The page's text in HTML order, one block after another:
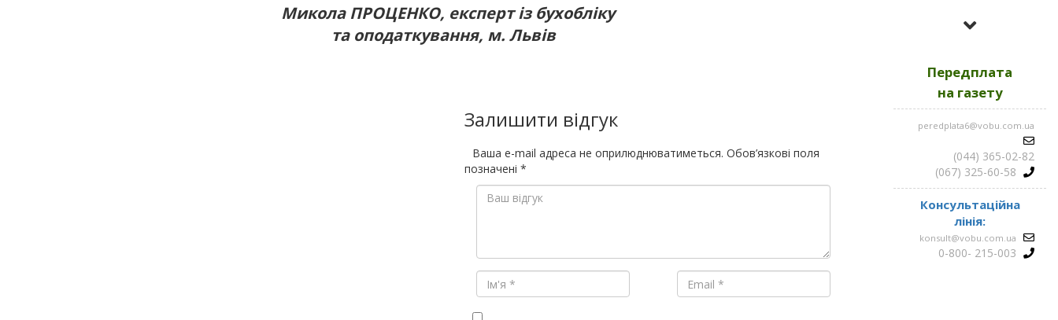
Микола ПРОЦЕНКО, експерт із бухобліку
та оподаткування, м. Львів
Залишити відгук
Ваша e-mail адреса не оприлюднюватиметься. Обов’язкові поля
позначені *
2023
Усі номери за
2022
Усі номери за
2021
Передплата
на газету
peredplata6@vobu.com.ua
(044) 365-02-82
(067) 325-60-58
Консультаційна
лінія:
konsult@vobu.com.ua
0-800- 215-003